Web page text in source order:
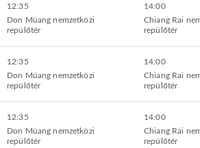
12:35
Don Müang nemzetközi
repülőtér
14:00
Chiang Rai
repülőtér
12:35
Don Müang nemzetközi
repülőtér
14:00
Chiang Rai
repülőtér
12:35
Don Müang nemzetközi
repülőtér
14:00
Chiang Rai
repülőtér